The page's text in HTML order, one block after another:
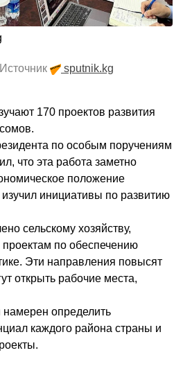
sputnik.kg
170 проектов развития
по особым поручениям
что эта работа заметно
положение
инициативы по развитию
сельскому хозяйству,
проектам по обеспечению
Эти направления повысят
открыть рабочие места,
определить
каждого района страны и